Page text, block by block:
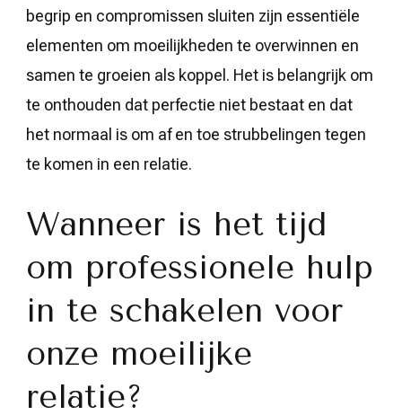
begrip en compromissen sluiten zijn essentiële
elementen om moeilijkheden te overwinnen en
samen te groeien als koppel. Het is belangrijk om
te onthouden dat perfectie niet bestaat en dat
het normaal is om af en toe strubbelingen tegen
te komen in een relatie.
Wanneer is het tijd
om professionele hulp
in te schakelen voor
onze moeilijke
relatie?